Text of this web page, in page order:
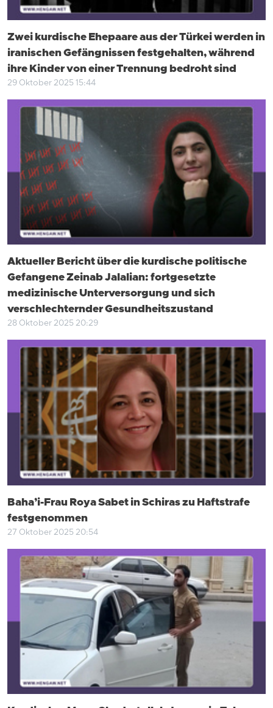
Zwei kurdische Ehepaare aus der Türkei werden in
iranischen Gefängnissen festgehalten, während
ihre Kinder von einer Trennung bedroht sind
29 Oktober 2025 15:44
Aktueller Bericht über die kurdische politische
Gefangene Zeinab Jalalian: fortgesetzte
medizinische Unterversorgung und sich
verschlechternder Gesundheitszustand
28 Oktober 2025 20:29
Baha’i-Frau Roya Sabet in Schiras zu Haftstrafe
festgenommen
27 Oktober 2025 20:54